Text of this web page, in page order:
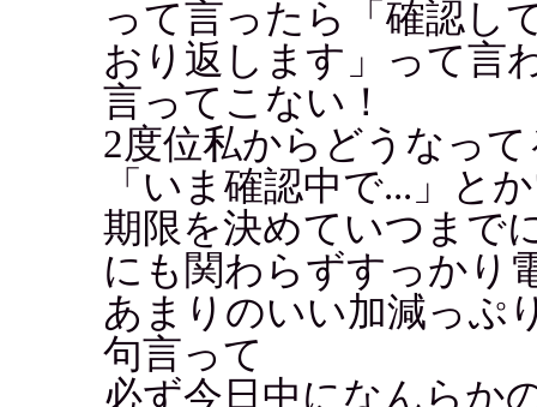
って言ったら「確認し
おり返します」って言
言ってこない！
2度位私からどうなっ
「いま確認中で...」と
期限を決めていつまで
にも関わらずすっかり
あまりのいい加減っぷ
句言って
必ず今日中になんらか